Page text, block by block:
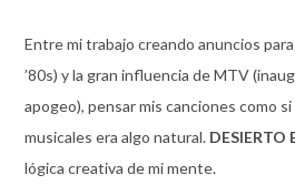
Entre mi trabajo creando anuncios
’80s) y la gran influencia de MTV
apogeo), pensar mis canciones como
musicales era algo natural. DESIERTO
lógica creativa de mi mente.